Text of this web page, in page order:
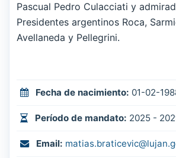
Pascual Pedro Culacciati y
Presidentes argentinos Roca,
Avellaneda y Pellegrini.
Fecha de nacimiento: 01-02-
Período de mandato: 2025 -
Email: